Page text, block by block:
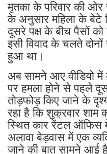
मृतका के परिवार की ओर
के अनुसार महिला के बेटे
दूसरे पक्ष के बीच पैसों
इसी विवाद के चलते
हुआ था।
अब सामने आए वीडियो में
पर हमला होने से पहले
तोड़फोड़ किए जाने के
रहा है कि शुक्रवार शाम
स्थित कार रेंटल ऑफिस
अलावा बेड़वास में एक
जाने की बात सामने आई